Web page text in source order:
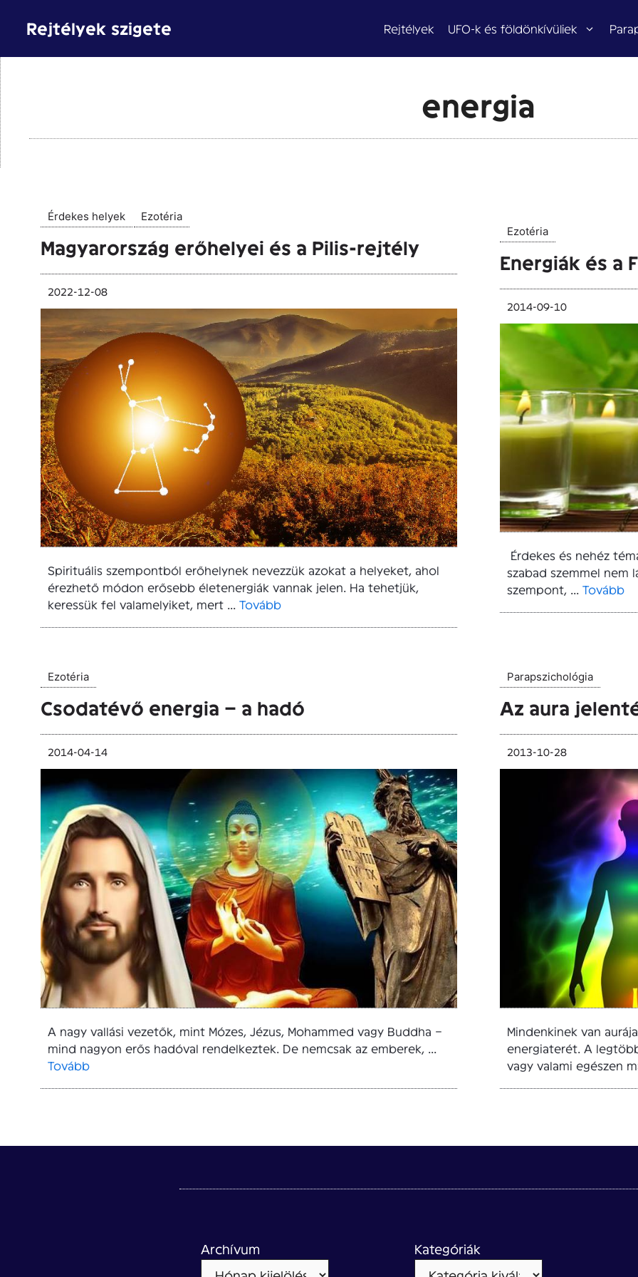
Rejtélyek szigete Rejtélyek UFO-k és földönkívüliek
energia
Érdekes helyek Ezotéria
Magyarország erőhelyei és a Pilis-rejtély
2022-12-08
Spirituális szempontból erőhelynek nevezzük azokat a helyeket, ahol
érezhető módon erősebb életenergiák vannak jelen. Ha tehetjük,
keressük fel valamelyiket, mert ... Tovább
Ezotéria
Energiák és a
2014-09-10
Érdekes és nehéz
szabad szemmel nem
szempont, ... Tovább
Ezotéria
Csodatévő energia – a hadó
2014-04-14
A nagy vallási vezetők, mint Mózes, Jézus, Mohammed vagy Buddha –
mind nagyon erős hadóval rendelkeztek. De nemcsak az emberek, ...
Tovább
Parapszichológia
Az aura
2013-10-28
Mindenkinek van
energiaterét. A
vagy valami egészen
Archívum Kategóriák